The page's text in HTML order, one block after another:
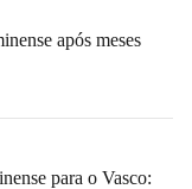
após meses
para o Vasco: